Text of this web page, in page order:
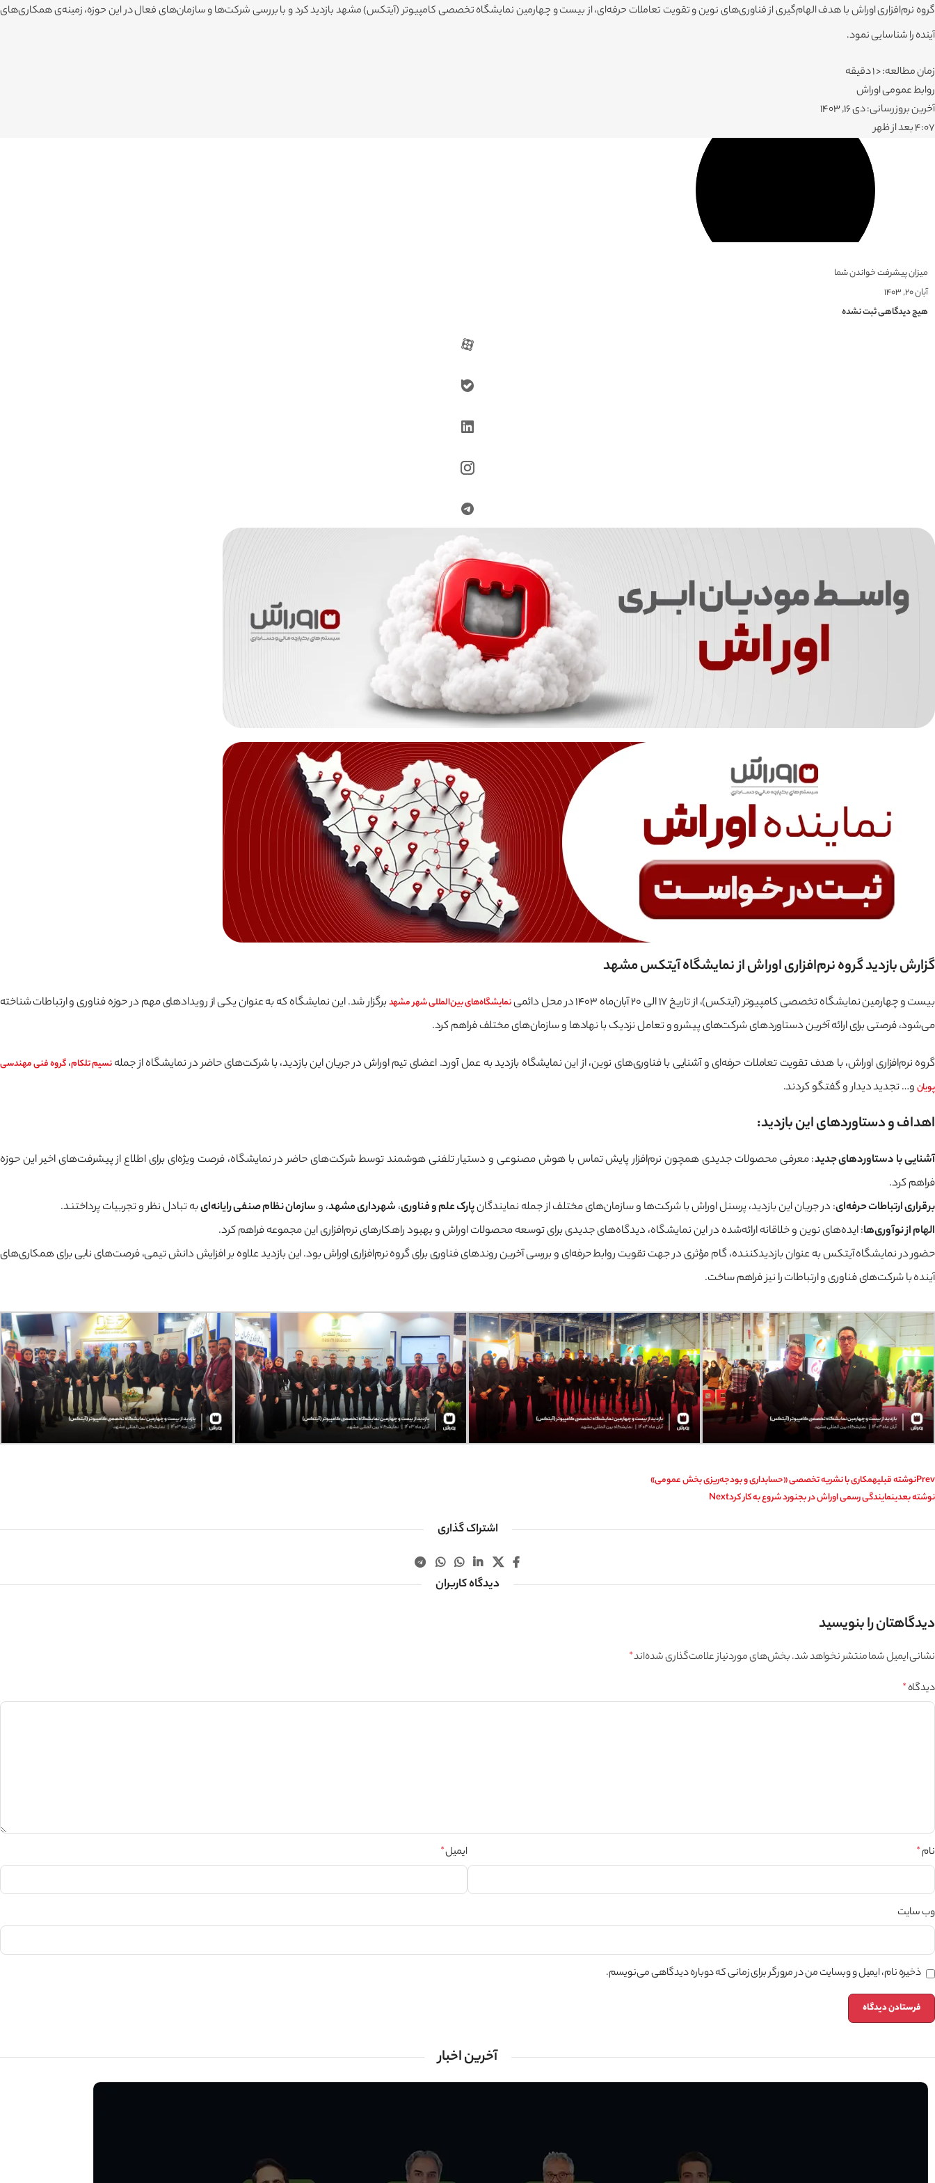
گروه نرم‌افزاری اوراش با هدف الهام‌گیری از فناوری‌های نوین و تقویت تعاملات حرفه‌ای، از بیست و چهارمین نمایشگاه تخصصی کامپیوتر (آیتکس) مشهد بازدید کرد و با بررسی شرکت‌ها و سازمان‌های فعال در این حوزه، زمینه‌ی همکاری‌های
آینده را شناسایی نمود.
زمان مطالعه: < 1 دقیقه
روابط عمومی اوراش
آخرین بروزرسانی: دی 16, 1403
۴:۰۷ بعد از ظهر
میزان پیشرفت خواندن شما
آبان ۲۰, ۱۴۰۳
هیچ دیدگاهی ثبت نشده
گزارش بازدید گروه نرم‌افزاری اوراش از نمایشگاه آیتکس مشهد
بیست و چهارمین نمایشگاه تخصصی کامپیوتر (آیتکس)، از تاریخ 17 الی 20 آبان‌ماه 1403 در محل دائمی نمایشگاه‌های بین‌المللی شهر مشهدبرگزار شد. این نمایشگاه که به عنوان یکی از رویدادهای مهم در حوزه فناوری و ارتباطات شناخته
می‌شود، فرصتی برای ارائه آخرین دستاوردهای شرکت‌های پیشرو و تعامل نزدیک با نهادها و سازمان‌های مختلف فراهم کرد.
گروه نرم‌افزاری اوراش، با هدف تقویت تعاملات حرفه‌ای و آشنایی با فناوری‌های نوین، از این نمایشگاه بازدید به عمل آورد. اعضای تیم اوراش در جریان این بازدید، با شرکت‌های حاضر در نمایشگاه از جملهنسیم تلکام،گروه فنی مهندسی
پویانو… تجدید دیدار و گفتگو کردند.
اهداف و دستاوردهای این بازدید:
آشنایی با دستاوردهای جدید: معرفی محصولات جدیدی همچون نرم‌افزار پایش تماس با هوش مصنوعی و دستیار تلفنی هوشمند توسط شرکت‌های حاضر در نمایشگاه، فرصت ویژه‌ای برای اطلاع از پیشرفت‌های اخیر این حوزه
فراهم کرد.
برقراری ارتباطات حرفه‌ای: در جریان این بازدید، پرسنل اوراش با شرکت‌ها و سازمان‌های مختلف از جمله نمایندگانپارک علم و فناوری، شهرداری مشهد، وسازمان نظام صنفی رایانه‌ایبه تبادل نظر و تجربیات پرداختند.
الهام از نوآوری‌ها: ایده‌های نوین و خلاقانه ارائه‌شده در این نمایشگاه، دیدگاه‌های جدیدی برای توسعه محصولات اوراش و بهبود راهکارهای نرم‌افزاری این مجموعه فراهم کرد.
حضور در نمایشگاه آیتکس به عنوان بازدیدکننده، گام مؤثری در جهت تقویت روابط حرفه‌ای و بررسی آخرین روندهای فناوری برای گروه نرم‌افزاری اوراش بود. این بازدید علاوه بر افزایش دانش تیمی، فرصت‌های نابی برای همکاری‌های
آینده با شرکت‌های فناوری و ارتباطات را نیز فراهم ساخت.
Prevنوشته قبلیهمکاری با نشریه تخصصی «حسابداری و بودجه‌ریزی بخش عمومی»
نوشته بعدینمایندگی رسمی اوراش در بجنورد شروع به کار کردNext
اشتراک گذاری
دیدگاه کاربران
دیدگاهتان را بنویسید
نشانی ایمیل شما منتشر نخواهد شد.بخش‌های موردنیاز علامت‌گذاری شده‌اند*
دیدگاه*
نام* ایمیل*
وب‌ سایت
ذخیره نام، ایمیل و وبسایت من در مرورگر برای زمانی که دوباره دیدگاهی می‌نویسم.
آخرین اخبار